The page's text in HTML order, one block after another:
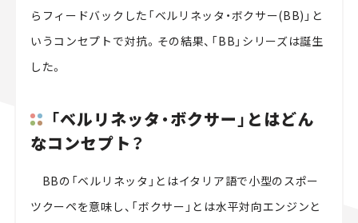
らフィードバックした「ベルリネッタ・ボクサー(BB)」と
いうコンセプトで対抗。その結果、「BB」シリーズは誕生
した。
「ベルリネッタ・ボクサー」とはどん
なコンセプト？
BBの「ベルリネッタ」とはイタリア語で小型のスポー
ツクーペを意味し、「ボクサー」とは水平対向エンジンと